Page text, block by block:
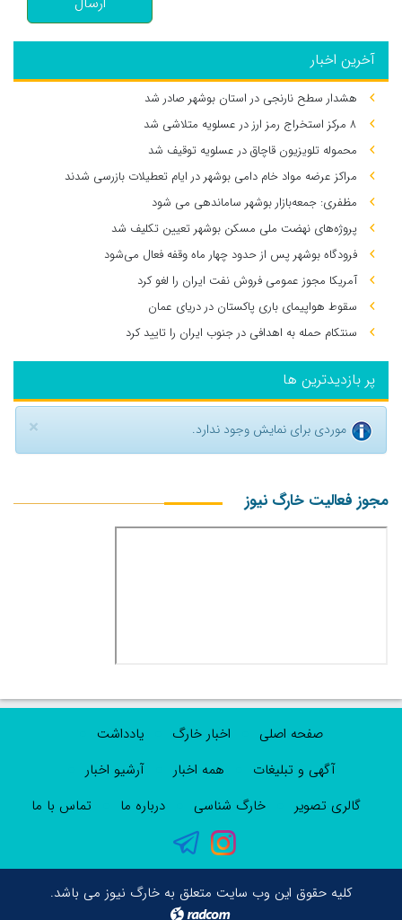
آخرین اخبار
هشدار سطح نارنجی در استان بوشهر صادر شد
۸ مرکز استخراج رمز ارز در عسلویه متلاشی شد
محموله تلویزیون قاچاق در عسلویه توقیف شد
مراکز عرضه مواد خام دامی بوشهر در ایام تعطیلات بازرسی شدند
مظفری: جمعه‌بازار بوشهر ساماندهی می‌ شود
پروژه‌های نهضت ملی مسکن بوشهر تعیین تکلیف شد
فرودگاه بوشهر پس از حدود چهار ماه وقفه فعال می‌شود
آمریکا مجوز عمومی فروش نفت ایران را لغو کرد
سقوط هواپیمای باری پاکستان در دریای عمان
سنتکام حمله به اهدافی در جنوب ایران را تایید کرد
پر بازدیدترین ها
× موردی برای نمایش وجود ندارد.
مجوز فعالیت خارگ نیوز
صفحه اصلی اخبار خارگ
یادداشت
آگهی و تبلیغات
همه اخبار
آرشیو اخبار
گالری تصویر
خارگ شناسی درباره ما تماس با ما
کلیه حقوق این وب سایت متعلق به خارگ نیوز می باشد.
radcom